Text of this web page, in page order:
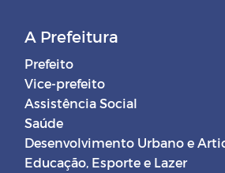
A Prefeitura
Prefeito
Vice-prefeito
Assistência Social
Saúde
Desenvolvimento Urbano e
Educação, Esporte e Lazer